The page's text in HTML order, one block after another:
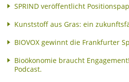
SPRIND veröffentlicht
Kunststoff aus Gras: ein
BIOVOX gewinnt die Frankfurter
Bioökonomie braucht
Podcast.